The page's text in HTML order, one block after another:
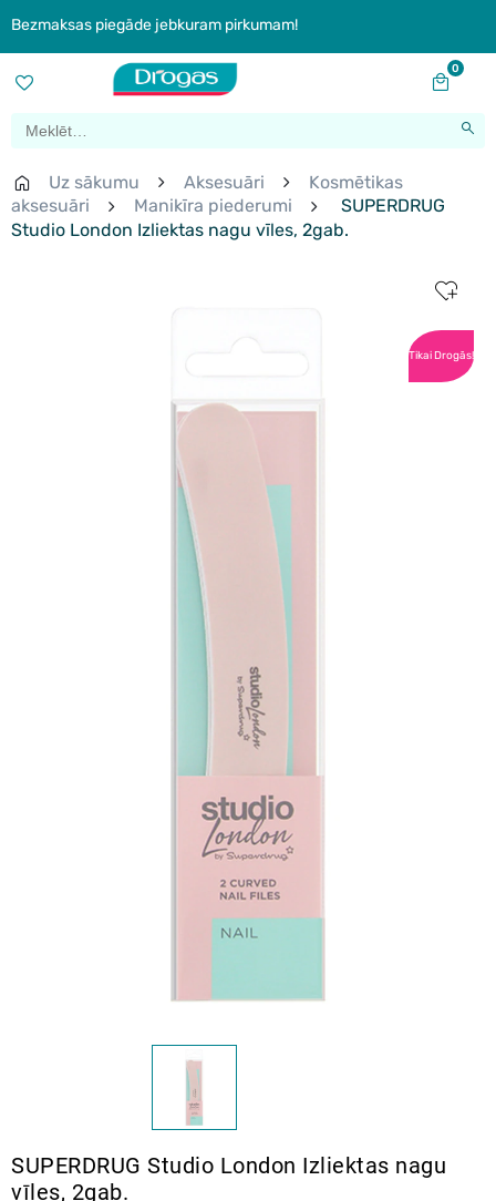
Bezmaksas piegāde jebkuram pirkumam!
0
Uz sākumu Aksesuāri
Kosmētikas
aksesuāri
Manikīra piederumi
SUPERDRUG
Studio London Izliektas nagu vīles, 2gab.
Tikai Drogās!
SUPERDRUG Studio London Izliektas nagu
vīles, 2gab.